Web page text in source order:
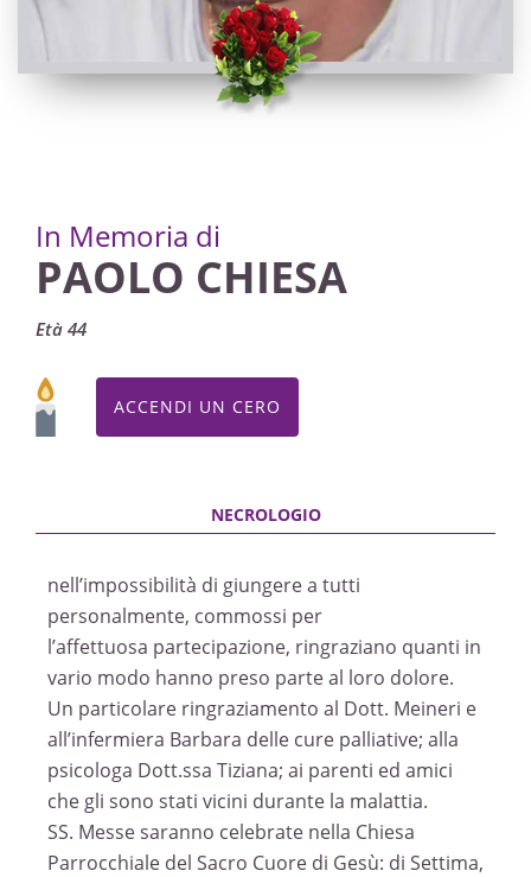
In Memoria di
PAOLO CHIESA
Età 44
ACCENDI UN CERO
nell’impossibilità di giungere a tutti
personalmente, commossi per
l’affettuosa partecipazione, ringraziano quanti in
vario modo hanno preso parte al loro dolore.
Un particolare ringraziamento al Dott. Meineri e
all’infermiera Barbara delle cure palliative; alla
psicologa Dott.ssa Tiziana; ai parenti ed amici
che gli sono stati vicini durante la malattia.
SS. Messe saranno celebrate nella Chiesa
Parrocchiale del Sacro Cuore di Gesù: di Settima,